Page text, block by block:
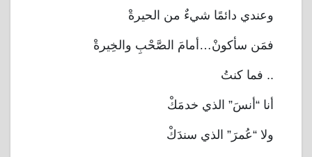
وعندي دائمًا شيءٌ من الحيرةْ
فمَن سأكونْ…أمامَ الصَّحْبِ والخِيرةْ
فما كنتُ ..
أنا “أنسَ” الذي خدمَكْ
ولا “عُمرَ” الذي سندَكْ